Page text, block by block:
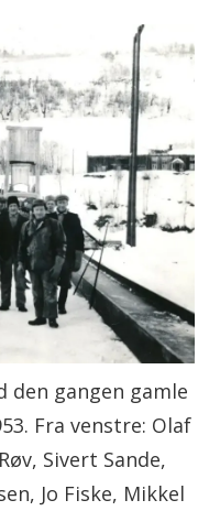
den gangen gamle
Fra venstre: Olaf
Sivert Sande,
Jo Fiske, Mikkel